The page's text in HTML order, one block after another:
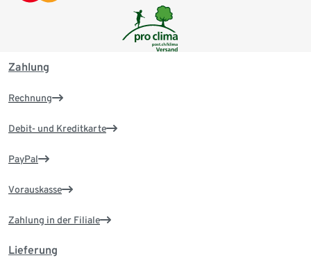
Zahlung
Rechnung
Debit- und Kreditkarte
PayPal
Vorauskasse
Zahlung in der Filiale
Lieferung